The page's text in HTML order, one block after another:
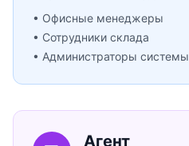
• Офисные менеджеры
• Сотрудники склада
• Администраторы системы
Агент